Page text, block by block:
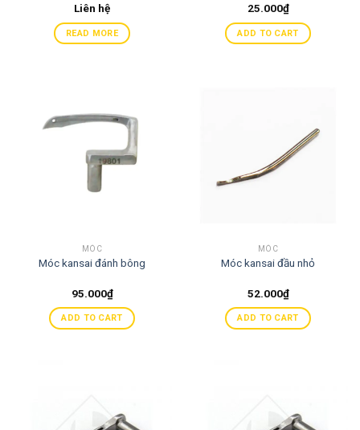
Liên hệ
READ MORE
25.000₫
ADD TO CART
MÓC
Móc kansai đánh bông
95.000₫
ADD TO CART
MÓC
Móc kansai đầu nhỏ
52.000₫
ADD TO CART